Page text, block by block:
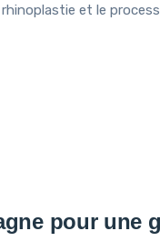
et le
pour une